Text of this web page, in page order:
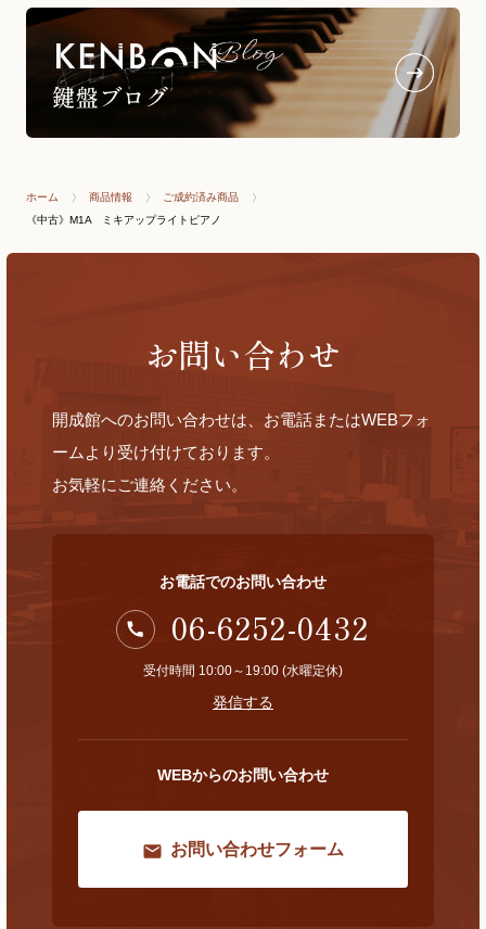
ホーム 商品情報
ご成約済み商品
《中古》M1A ミキアップライトピアノ
お問い合わせ
開成館へのお問い合わせは、お電話またはWEBフォ
ームより受け付けております。
お気軽にご連絡ください。
お電話でのお問い合わせ
06-6252-0432
受付時間 10:00～19:00 (水曜定休)
発信する
WEBからのお問い合わせ
お問い合わせフォーム